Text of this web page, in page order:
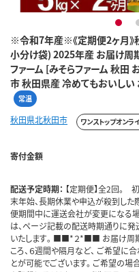
※令和7年産※《定期便2ヶ月》
小分け袋) 2025年産 お届け周
ファーム [みそらファーム 秋田
市 秋田県産 冷めてもおいし
常温
1
秋田県北秋田市 ワンストップオンラ
寄付金額
配送予定時期： 【定期便】全2回。
末年始、長期休業や申込が殺到した
便期間中に運送会社が変更になる
は、ページ記載の配送時期通りに
いたします｡ ■■*２*■■ お届け周
ころ、６週間や隔月など、 ご希望に
とが可能でございます。 ご希望の場